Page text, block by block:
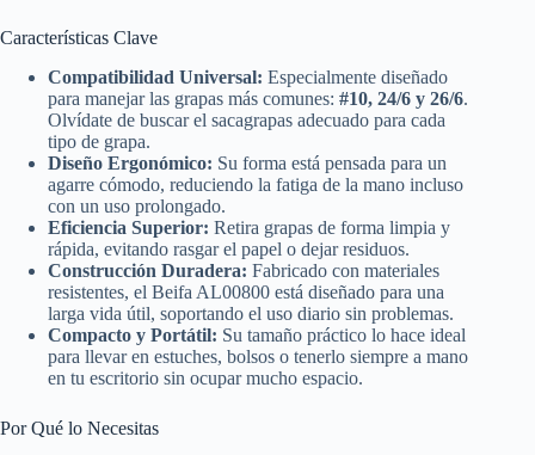
Características Clave
Compatibilidad Universal: Especialmente diseñado
para manejar las grapas más comunes: #10, 24/6 y 26/6.
Olvídate de buscar el sacagrapas adecuado para cada
tipo de grapa.
Diseño Ergonómico: Su forma está pensada para un
agarre cómodo, reduciendo la fatiga de la mano incluso
con un uso prolongado.
Eficiencia Superior: Retira grapas de forma limpia y
rápida, evitando rasgar el papel o dejar residuos.
Construcción Duradera: Fabricado con materiales
resistentes, el Beifa AL00800 está diseñado para una
larga vida útil, soportando el uso diario sin problemas.
Compacto y Portátil: Su tamaño práctico lo hace ideal
para llevar en estuches, bolsos o tenerlo siempre a mano
en tu escritorio sin ocupar mucho espacio.
Por Qué lo Necesitas